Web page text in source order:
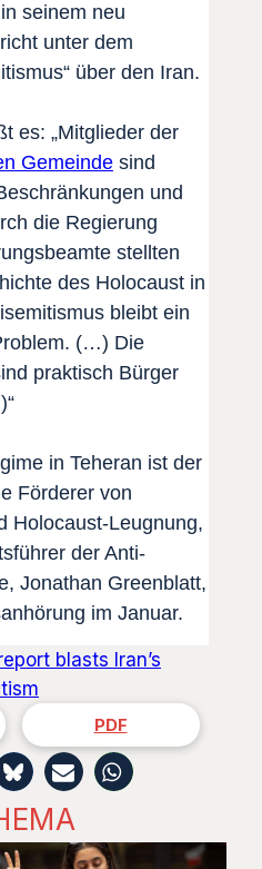
seinem neu
unter dem
über den Iran.
es: „Mitglieder der
Gemeinde sind
und
die Regierung
stellten
des Holocaust in
bleibt ein
(…) Die
praktisch Bürger
in Teheran ist der
Förderer von
Holocaust-Leugnung,
der Anti-
Jonathan Greenblatt,
im Januar.
blasts Iran’s
PDF